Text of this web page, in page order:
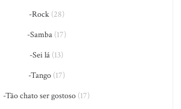
-Rock(28)
-Samba(17)
-Sei lá (13)
-Tango(17)
-Tão chato ser gostoso (17)